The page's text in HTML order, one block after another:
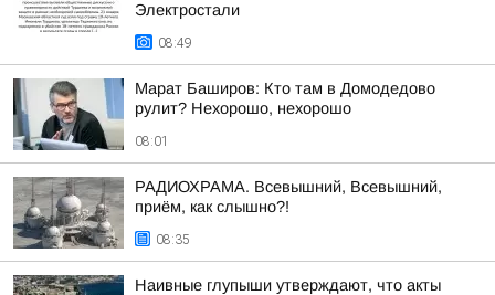
Электростали
08:49
Марат Баширов: Кто там в Домодедово
рулит? Нехорошо, нехорошо
08:01
РАДИОХРАМА. Всевышний, Всевышний,
приём, как слышно?!
08:35
Наивные глупыши утверждают, что акты